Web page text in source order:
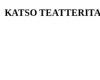
KATSO